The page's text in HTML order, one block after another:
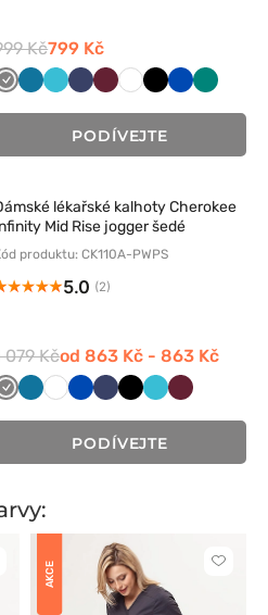
Kč799 Kč
SzaryKaraibski
MorskiCiemnyWiśniowy
BiałyCzarnyKrólewski
Zielony
PODÍVEJTE
lékařské kalhoty Cherokee
Mid Rise jogger šedé
produktu: CK110A-PWPS
5.0 (2)
079 Kčod 863 Kč - 863 Kč
SzaryKaraibski
BiałyKrólewski
CiemnyCzarnyMorskiWiśniowy
PODÍVEJTE
AKCE